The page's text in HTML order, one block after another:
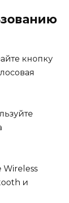
кнопку
и